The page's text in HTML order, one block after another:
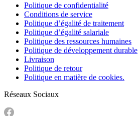
Politique de confidentialité
Conditions de service
Politique d’égalité de traitement
Politique d’égalité salariale
Politique des ressources humaines
Politique de développement durable
Livraison
Politique de retour
Politique en matière de cookies.
Réseaux Sociaux